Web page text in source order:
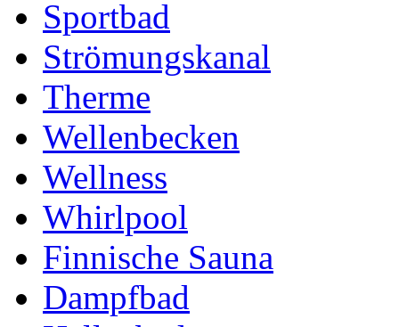
Sportbad
Strömungskanal
Therme
Wellenbecken
Wellness
Whirlpool
Finnische Sauna
Dampfbad